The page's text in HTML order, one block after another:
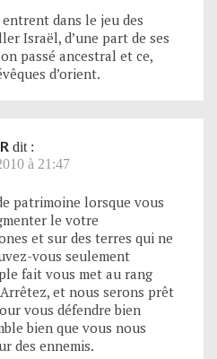
dans le jeu des
Israël, d’une part de ses
passé ancestral et ce,
d’orient.
dit :
à 21:47
patrimoine lorsque vous
le votre
et sur des terres qui ne
vous seulement
fait vous met au rang
et nous serons prêt
vous défendre bien
bien que vous nous
des ennemis.